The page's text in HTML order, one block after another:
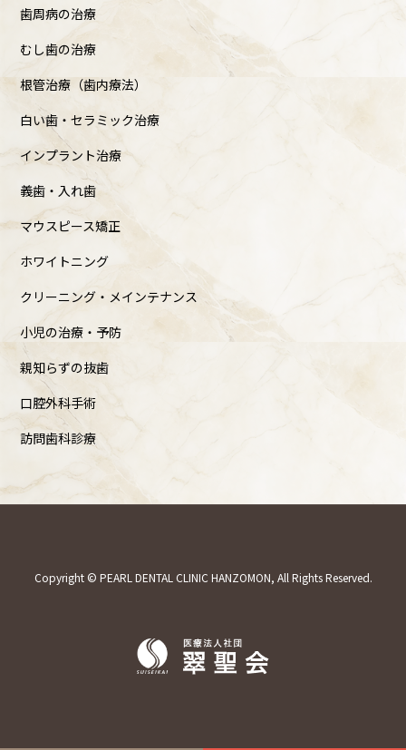
歯周病の治療
むし歯の治療
根管治療（歯内療法）
白い歯・セラミック治療
インプラント治療
義歯・入れ歯
マウスピース矯正
ホワイトニング
クリーニング・メインテナンス
小児の治療・予防
親知らずの抜歯
口腔外科手術
訪問歯科診療
Copyright © PEARL DENTAL CLINIC HANZOMON, All Rights Reserved.